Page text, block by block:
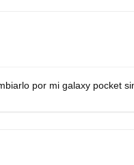
por mi galaxy pocket